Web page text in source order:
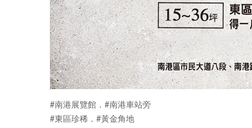
#南港展覽館．#南港車站旁
#東區珍稀．#黃金角地